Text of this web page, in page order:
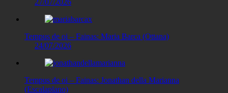
27/07/2026
Tempus de oi – Fainas: Maria Barca (Ottana)
24/07/2026
Tempus de oi – Fainas: Jonathan della Marianna
(Escalaplano)